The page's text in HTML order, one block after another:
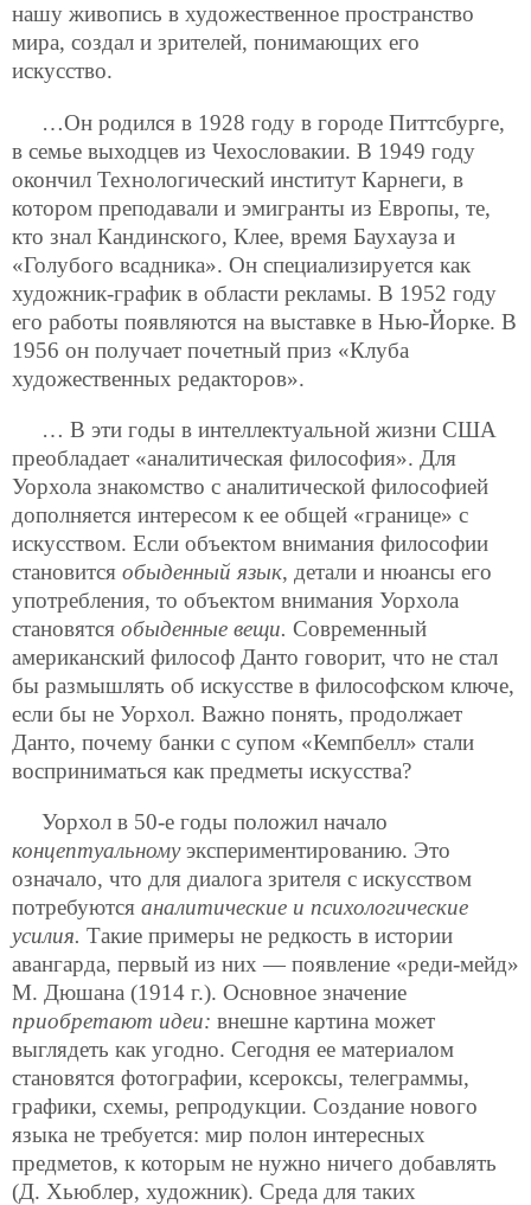
нашу живопись в художественное пространство
мира, создал и зрителей, понимающих его
искусство.
…Он родился в 1928 году в городе Питтсбурге,
в семье выходцев из Чехословакии. В 1949 году
окончил Технологический институт Карнеги, в
котором преподавали и эмигранты из Европы, те,
кто знал Кандинского, Клее, время Баухауза и
«Голубого всадника». Он специализируется как
художник-график в области рекламы. В 1952 году
его работы появляются на выставке в Нью-Йорке. В
1956 он получает почетный приз «Клуба
художественных редакторов».
… В эти годы в интеллектуальной жизни США
преобладает «аналитическая философия». Для
Уорхола знакомство с аналитической философией
дополняется интересом к ее общей «границе» с
искусством. Если объектом внимания философии
становится обыденный язык, детали и нюансы его
употребления, то объектом внимания Уорхола
становятся обыденные вещи. Современный
американский философ Данто говорит, что не стал
бы размышлять об искусстве в философском ключе,
если бы не Уорхол. Важно понять, продолжает
Данто, почему банки с супом «Кемпбелл» стали
восприниматься как предметы искусства?
Уорхол в 50-е годы положил начало
концептуальномуэкспериментированию. Это
означало, что для диалога зрителя с искусством
потребуются аналитические и психологические
усилия. Такие примеры не редкость в истории
авангарда, первый из них — появление «реди-мейд»
М. Дюшана (1914 г.). Основное значение
приобретают идеи: внешне картина может
выглядеть как угодно. Сегодня ее материалом
становятся фотографии, ксероксы, телеграммы,
графики, схемы, репродукции. Создание нового
языка не требуется: мир полон интересных
предметов, к которым не нужно ничего добавлять
(Д. Хьюблер, художник). Среда для таких